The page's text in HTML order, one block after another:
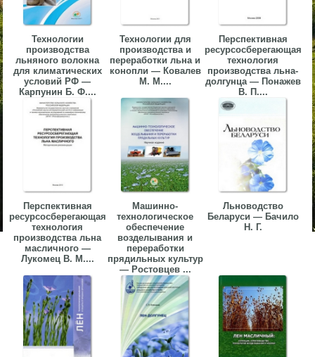
Технологии
производства
льняного волокна
для климатических
условий РФ —
Карпунин Б. Ф....
Технологии для
производства и
переработки льна и
конопли — Ковалев
М. М....
Перспективная
ресурсосберегающая
технология
производства льна-
долгунца — Понажев
В. П....
Перспективная
ресурсосберегающая
технология
производства льна
масличного —
Лукомец В. М....
Машинно-
технологическое
обеспечение
возделывания и
переработки
прядильных культур
— Ростовцев ...
Льноводство
Беларуси — Бачило
Н. Г.